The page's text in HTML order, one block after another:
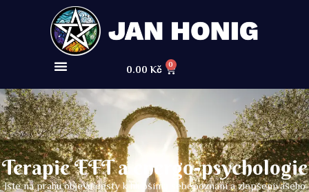
0.00Kč 0
Terapie EFT a energo-psychologie
Jste na prahu objevu cesty k hlubšímu sebepoznání a zlepšenívašeho